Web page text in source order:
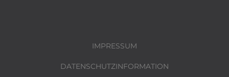
IMPRESSUM
DATENSCHUTZINFORMATION